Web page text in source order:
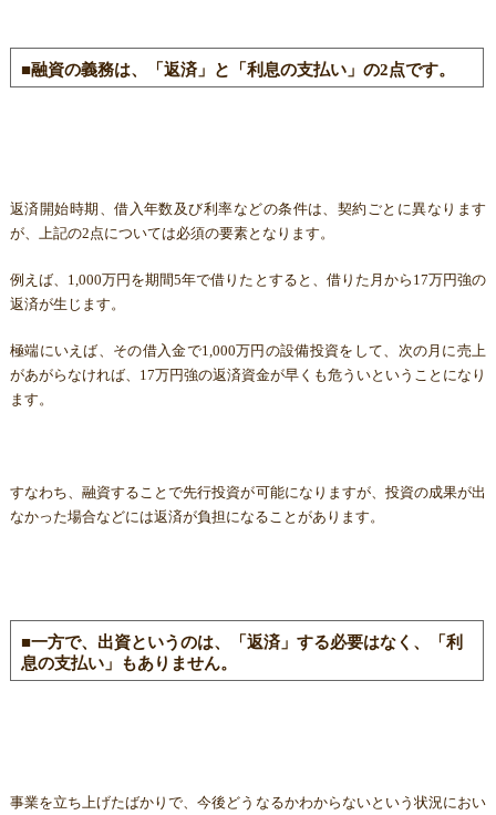
■融資の義務は、「返済」と「利息の支払い」の2点です。
返済開始時期、借入年数及び利率などの条件は、契約ごとに異なります
が、上記の2点については必須の要素となります。
例えば、1,000万円を期間5年で借りたとすると、借りた月から17万円強の
返済が生じます。
極端にいえば、その借入金で1,000万円の設備投資をして、次の月に売上
があがらなければ、17万円強の返済資金が早くも危ういということになり
ます。
すなわち、融資することで先行投資が可能になりますが、投資の成果が出
なかった場合などには返済が負担になることがあります。
■一方で、出資というのは、「返済」する必要はなく、「利
息の支払い」もありません。
事業を立ち上げたばかりで、今後どうなるかわからないという状況におい